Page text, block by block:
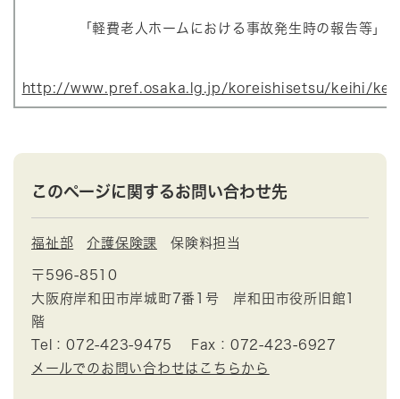
「軽費老人ホームにおける事故発生時の報告等」
http://www.pref.osaka.lg.jp/koreishisetsu/keihi/
このページに関するお問い合わせ先
福祉部 介護保険課 保険料担当
〒596-8510
大阪府岸和田市岸城町7番1号 岸和田市役所旧館1
階
Tel：072-423-9475
Fax：072-423-6927
メールでのお問い合わせはこちらから